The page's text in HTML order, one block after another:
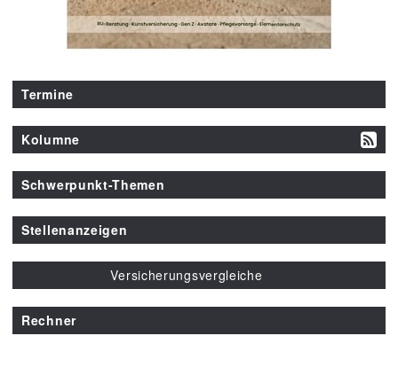
Termine
Kolumne
Schwerpunkt-Themen
Stellenanzeigen
Versicherungsvergleiche
Rechner